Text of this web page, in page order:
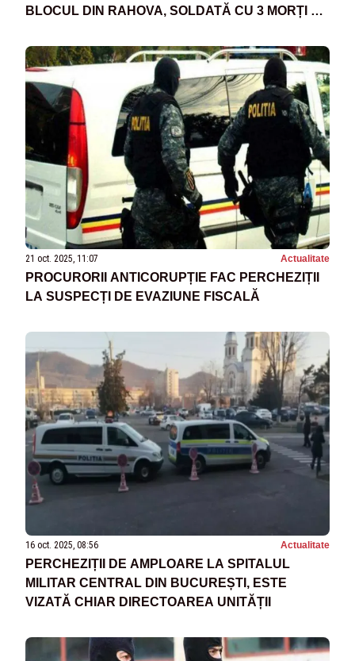
BLOCUL DIN RAHOVA, SOLDATĂ CU 3 MORȚI ȘI
21 oct. 2025, 11:07 Actualitate
PROCURORII ANTICORUPȚIE FAC PERCHEZIȚII
LA SUSPECȚI DE EVAZIUNE FISCALĂ
16 oct. 2025, 08:56 Actualitate
PERCHEZIȚII DE AMPLOARE LA SPITALUL
MILITAR CENTRAL DIN BUCUREȘTI, ESTE
VIZATĂ CHIAR DIRECTOAREA UNITĂȚII